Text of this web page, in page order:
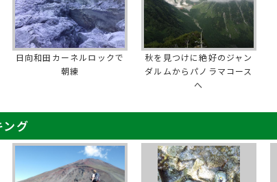
日向和田カーネルロックで
朝練
秋を見つけに絶好のジャン
ダルムからパノラマコース
へ
ング